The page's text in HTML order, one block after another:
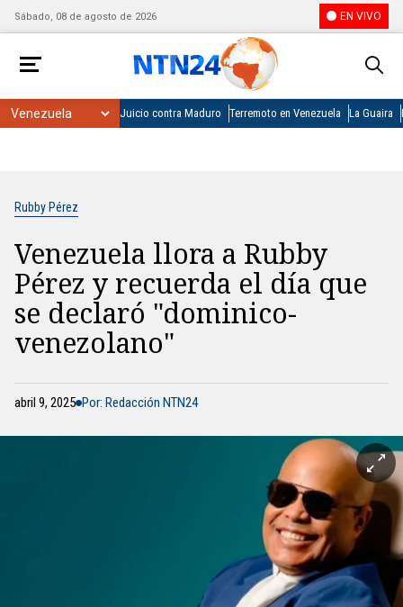
Sábado, 08 de agosto de 2026 EN VIVO
Juicio contra Maduro Terremoto en Venezuela La Guaira
Rubby Pérez
Venezuela llora a Rubby
Pérez y recuerda el día que
se declaró "dominico-
venezolano"
abril 9, 2025 Por: Redacción NTN24